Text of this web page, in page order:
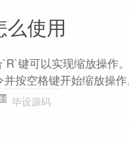
使用
键可以实现缩放操作
按空格键开始缩放操作
毕设源码